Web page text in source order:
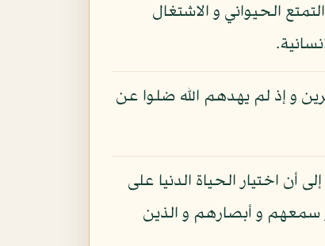
الحيواني و الاشتغال
و إذ لم يهدهم الله ضلوا عن
اختيار الحياة الدنيا على
سمعهم و أبصارهم و الذين